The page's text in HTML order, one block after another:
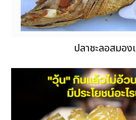
ปลาชะลอสมอง